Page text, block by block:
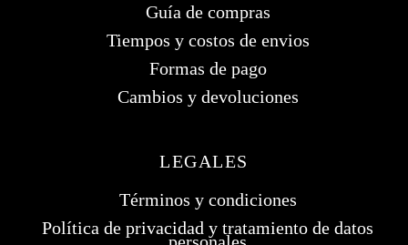
Guía de compras
Tiempos y costos de envios
Formas de pago
Cambios y devoluciones
LEGALES
Términos y condiciones
Política de privacidad y tratamiento de datos